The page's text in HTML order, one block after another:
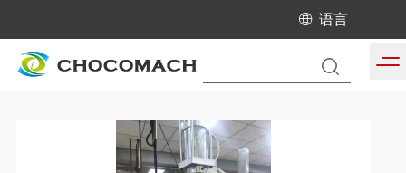
语言
当前位置: 首页/产品中心 可可榨油机生产线